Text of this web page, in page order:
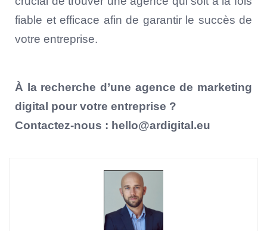
fiable et efficace afin de garantir le succès de
votre entreprise.
À la recherche d’une agence de marketing
digital pour votre entreprise ?
Contactez-nous : hello@ardigital.eu